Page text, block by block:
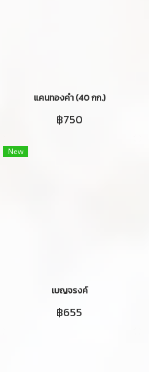
แคนทองคำ (40 กก.)
฿750
New
เบญจรงค์
฿655